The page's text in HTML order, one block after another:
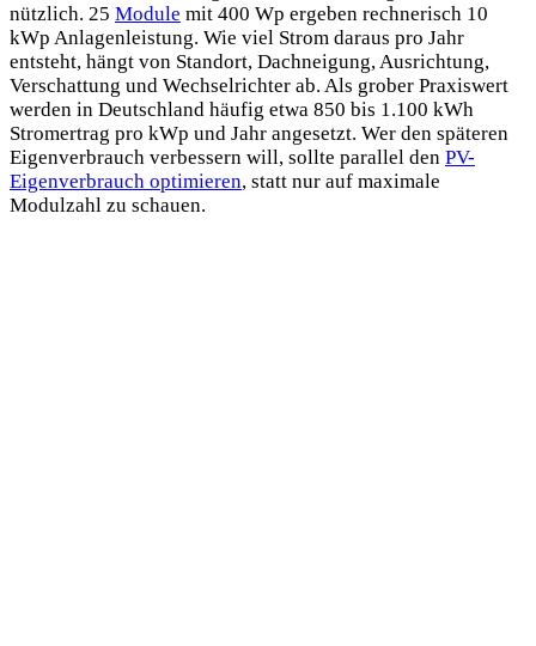
nützlich. 25 Module mit 400 Wp ergeben rechnerisch 10
kWp Anlagenleistung. Wie viel Strom daraus pro Jahr
entsteht, hängt von Standort, Dachneigung, Ausrichtung,
Verschattung und Wechselrichter ab. Als grober Praxiswert
werden in Deutschland häufig etwa 850 bis 1.100 kWh
Stromertrag pro kWp und Jahr angesetzt. Wer den späteren
Eigenverbrauch verbessern will, sollte parallel den PV-
Eigenverbrauch optimieren, statt nur auf maximale
Modulzahl zu schauen.